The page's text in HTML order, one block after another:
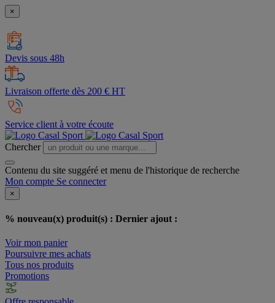
×
Devis sous 48h
Livraison offerte dès 200 € HT
Service client à votre écoute
Chercher
Contenu du site suggéré et menu de l'historique de recherche
Mon compte Se connecter
×
% nouveau(x) produit(s) : Dernier ajout :
Voir mon panier
Poursuivre mes achats
Tous nos produits
Promotions